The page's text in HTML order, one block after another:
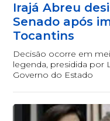
Irajá Abreu
Senado após
Tocantins
Decisão ocorre em
legenda, presidida por
Governo do Estado